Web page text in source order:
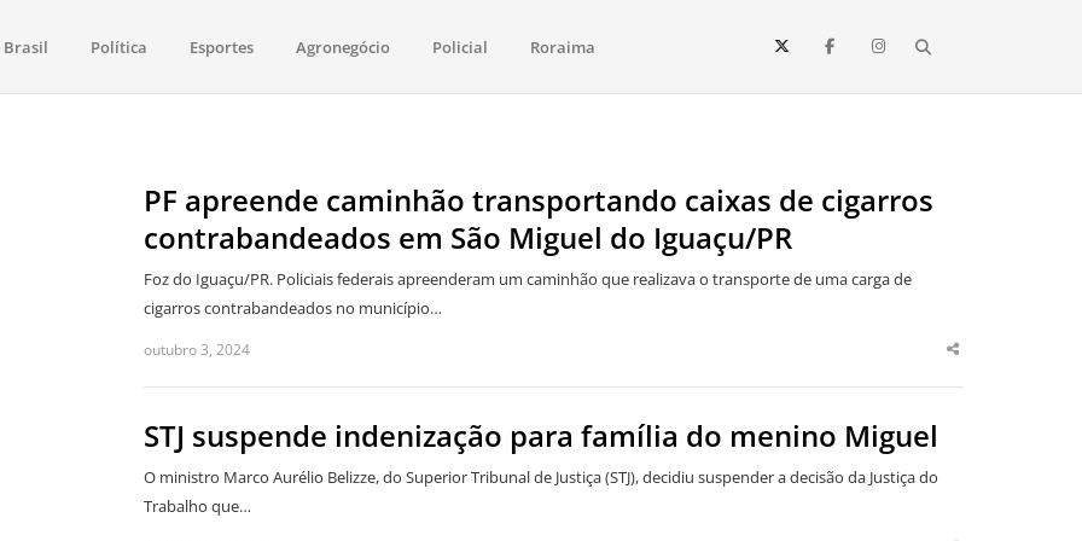
saúde, esportes, economia e os principais acontecimentos de Boa Vista e todo o estado de Roraima. Fique sempre informado
Brasil Política Esportes Agronegócio Policial Roraima
PF apreende caminhão transportando caixas de cigarros
contrabandeados em São Miguel do Iguaçu/PR
Foz do Iguaçu/PR. Policiais federais apreenderam um caminhão que realizava o transporte de uma carga de
cigarros contrabandeados no município…
outubro 3, 2024
Share
STJ suspende indenização para família do menino Miguel
O ministro Marco Aurélio Belizze, do Superior Tribunal de Justiça (STJ), decidiu suspender a decisão da Justiça do
Trabalho que…